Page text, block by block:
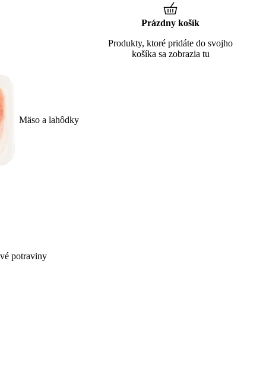
Mäso a lahôdky
potraviny
Prázdny košík
Produkty, ktoré pridáte do svojho
košíka sa zobrazia tu